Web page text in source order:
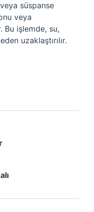
süspanse
veya
Bu işlemde, su,
uzaklaştırılır.